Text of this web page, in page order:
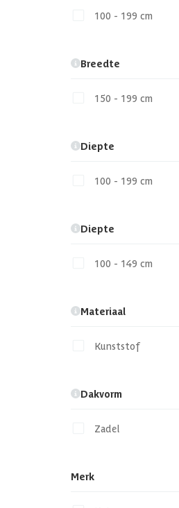
100 - 199 cm
Breedte
150 - 199 cm
Diepte
100 - 199 cm
Diepte
100 - 149 cm
Materiaal
Kunststof
Dakvorm
Zadel
Merk